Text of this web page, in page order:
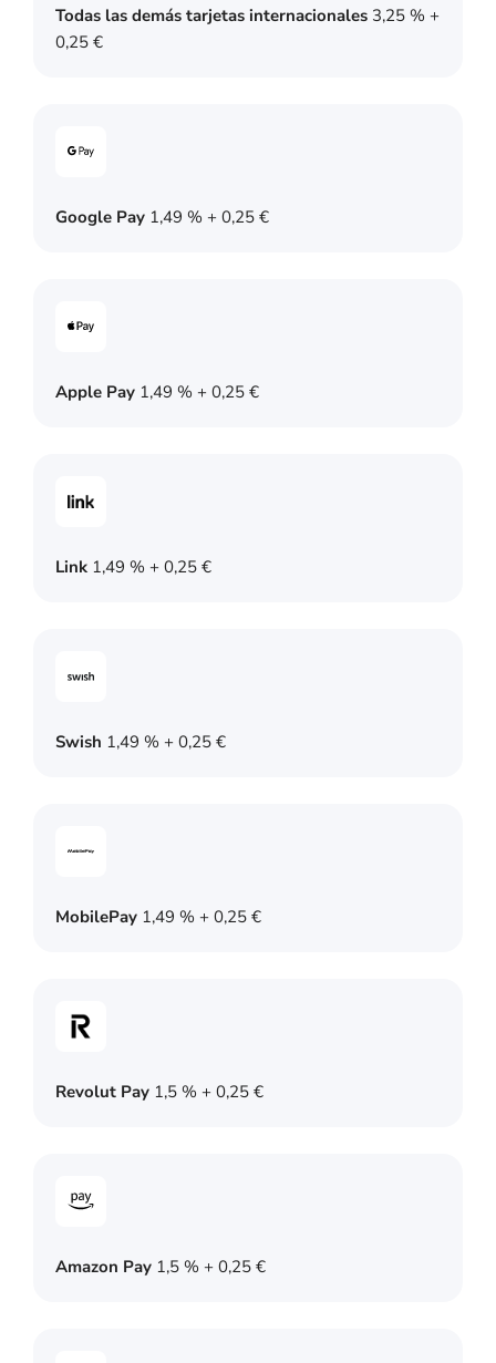
Todas las demás tarjetas internacionales 3,25 % +
0,25 €
Google Pay 1,49 % + 0,25 €
Apple Pay 1,49 % + 0,25 €
Link 1,49 % + 0,25 €
Swish 1,49 % + 0,25 €
MobilePay 1,49 % + 0,25 €
Revolut Pay 1,5 % + 0,25 €
Amazon Pay 1,5 % + 0,25 €